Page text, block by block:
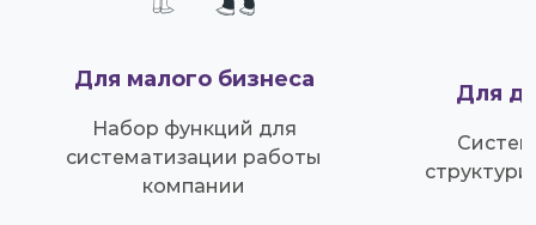
Для малого бизнеса
Набор функций для
систематизации работы
компании
Для